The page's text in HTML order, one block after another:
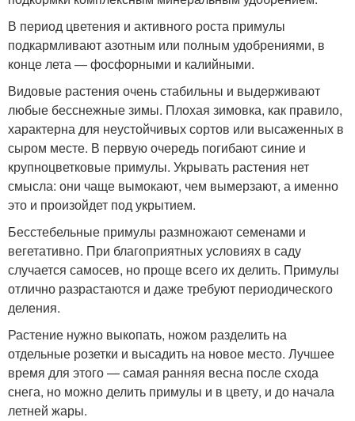
В период цветения и активного роста примулы
подкармливают азотным или полным удобрениями, в
конце лета — фосфорными и калийными.
Видовые растения очень стабильны и выдерживают
любые бесснежные зимы. Плохая зимовка, как правило,
характерна для неустойчивых сортов или высаженных в
сыром месте. В первую очередь погибают синие и
крупноцветковые примулы. Укрывать растения нет
смысла: они чаще вымокают, чем вымерзают, а именно
это и произойдет под укрытием.
Бесстебельные примулы размножают семенами и
вегетативно. При благоприятных условиях в саду
случается самосев, но проще всего их делить. Примулы
отлично разрастаются и даже требуют периодического
деления.
Растение нужно выкопать, ножом разделить на
отдельные розетки и высадить на новое место. Лучшее
время для этого — самая ранняя весна после схода
снега, но можно делить примулы и в цвету, и до начала
летней жары.